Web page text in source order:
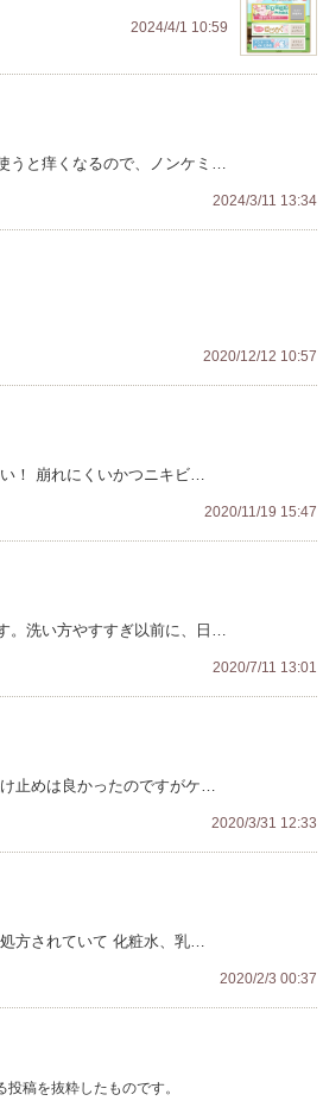
2024/4/1 10:59
うと痒くなるので、ノンケミ…
2024/3/11 13:34
2020/12/12 10:57
！ 崩れにくいかつニキビ…
2020/11/19 15:47
。洗い方やすすぎ以前に、日…
2020/7/11 13:01
止めは良かったのですがケ…
2020/3/31 12:33
方されていて 化粧水、乳…
2020/2/3 00:37
稿を抜粋したものです。